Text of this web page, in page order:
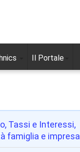
Il Portale
Tassi e Interessi,
famiglia e impresa